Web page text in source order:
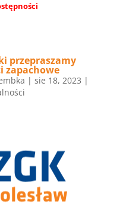
przepraszamy
zapachowe
| sie 18, 2023 |